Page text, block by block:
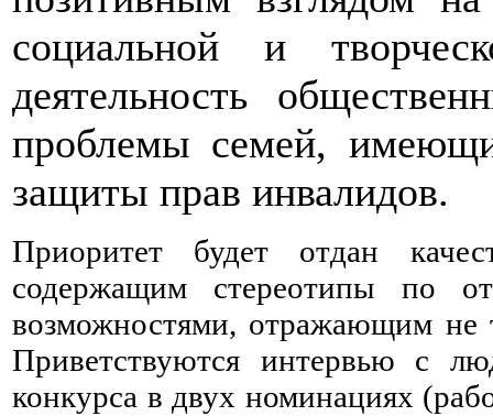
социальной и
деятельность
проблемы семей,
защиты прав инвалидов.
Приоритет будет отдан
содержащим стереотипы по
возможностями, отражающим не
Приветствуются интервью с
конкурса в двух номинациях